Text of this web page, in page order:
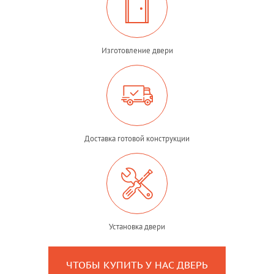
Изготовление двери
Доставка готовой конструкции
Установка двери
ЧТОБЫ КУПИТЬ У НАС ДВЕРЬ